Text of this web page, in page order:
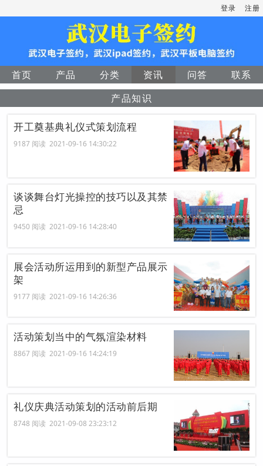
登录 注册
首页 产品 分类 资讯 问答
联系
产品知识
开工奠基典礼仪式策划流程
9187 阅读 2021-09-16 14:30:22
谈谈舞台灯光操控的技巧以及其禁
忌
9450 阅读 2021-09-16 14:28:40
展会活动所运用到的新型产品展示
架
9177 阅读 2021-09-16 14:26:36
活动策划当中的气氛渲染材料
8867 阅读 2021-09-16 14:24:19
礼仪庆典活动策划的活动前后期
8748 阅读 2021-09-08 23:23:12